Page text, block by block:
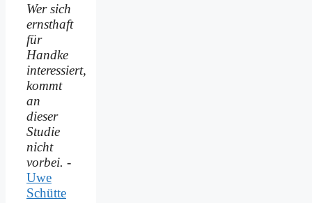
Wer sich
ernsthaft
für
Handke
interessiert,
kommt
an
dieser
Studie
nicht
vorbei. -
Uwe
Schütte